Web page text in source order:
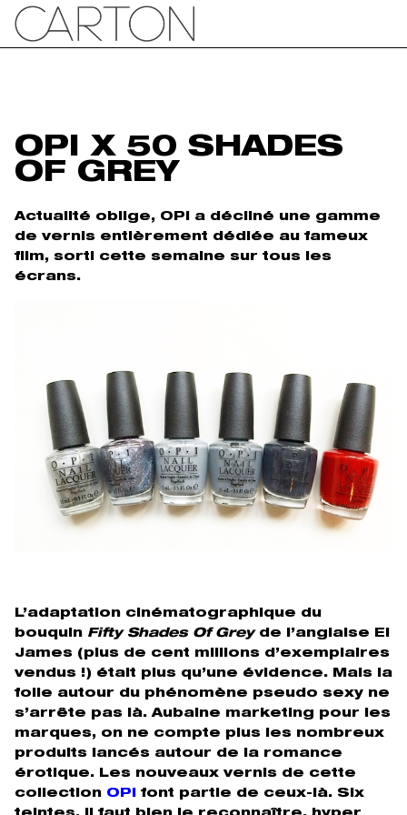
OPI X 50 SHADES
OF GREY
Actualité oblige, OPI a décliné une gamme
de vernis entièrement dédiée au fameux
film, sorti cette semaine sur tous les
écrans.
L’adaptation cinématographique du
bouquin Fifty Shades Of Greyde l’anglaise El
James (plus de cent millions d’exemplaires
vendus !) était plus qu’une évidence. Mais la
folie autour du phénomène pseudo sexy ne
s’arrête pas là. Aubaine marketing pour les
marques, on ne compte plus les nombreux
produits lancés autour de la romance
érotique. Les nouveaux vernis de cette
collection OPI
font partie de ceux-là. Six